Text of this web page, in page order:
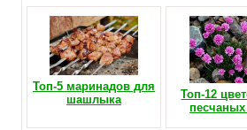
Топ-5 маринадов для
шашлыка
Топ-12